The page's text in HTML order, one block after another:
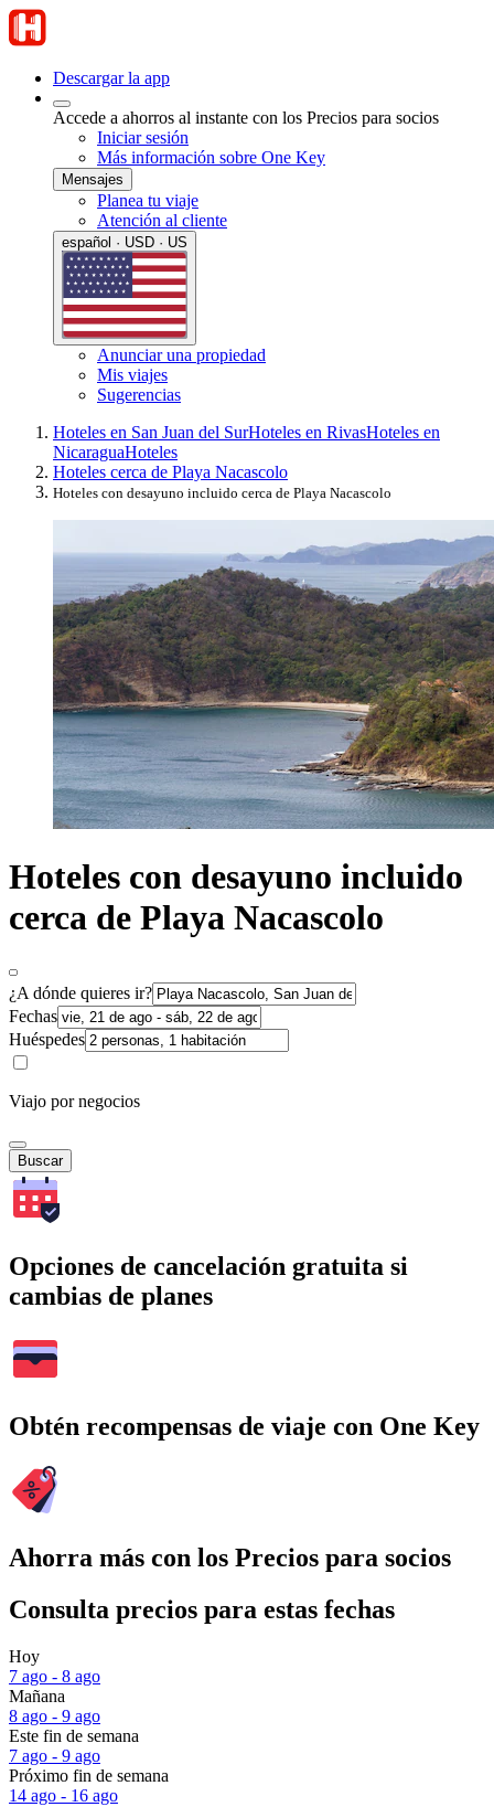
Descargar la app
Accede a ahorros al instante con los Precios para socios
Iniciar sesión
Más información sobre One Key
Mensajes
Planea tu viaje
Atención al cliente
español · USD · US
Anunciar una propiedad
Mis viajes
Sugerencias
Hoteles en San Juan del SurHoteles en RivasHoteles en
NicaraguaHoteles
Hoteles cerca de Playa Nacascolo
Hoteles con desayuno incluido cerca de Playa Nacascolo
Hoteles con desayuno incluido
cerca de Playa Nacascolo
¿A dónde quieres ir?
Fechas
Huéspedes
Viajo por negocios
Buscar
Opciones de cancelación gratuita si
cambias de planes
Obtén recompensas de viaje con One Key
Ahorra más con los Precios para socios
Consulta precios para estas fechas
Hoy
7 ago - 8 ago
Mañana
8 ago - 9 ago
Este fin de semana
7 ago - 9 ago
Próximo fin de semana
14 ago - 16 ago